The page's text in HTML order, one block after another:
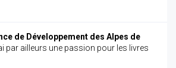
de Développement des Alpes de
par ailleurs une passion pour les livres